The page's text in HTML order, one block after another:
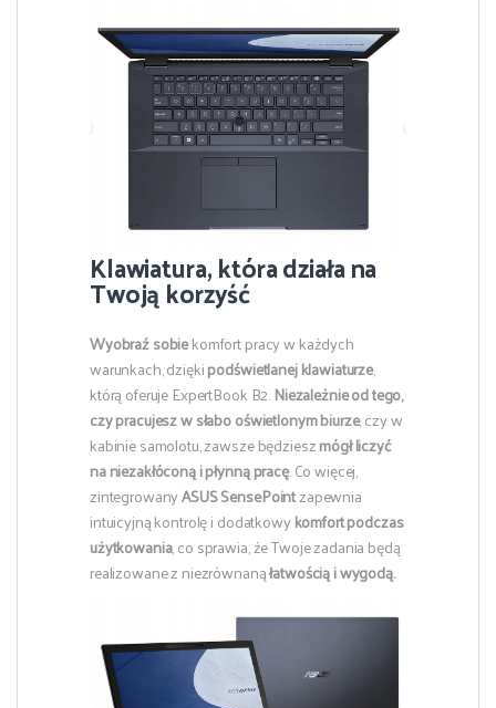
Klawiatura, która działa na
Twoją korzyść
Wyobraź sobiekomfort pracy w każdych
warunkach, dziękipodświetlanej klawiaturze,
którą oferuje ExpertBook B2. Niezależnie od tego,
czy pracujesz w słabo oświetlonym biurze, czy w
kabinie samolotu, zawsze będzieszmógł liczyć
na niezakłóconą i płynną pracę. Co więcej,
zintegrowanyASUS SensePointzapewnia
intuicyjną kontrolę i dodatkowykomfort podczas
użytkowania, co sprawia, że Twoje zadania będą
realizowane z niezrównanąłatwością i wygodą.